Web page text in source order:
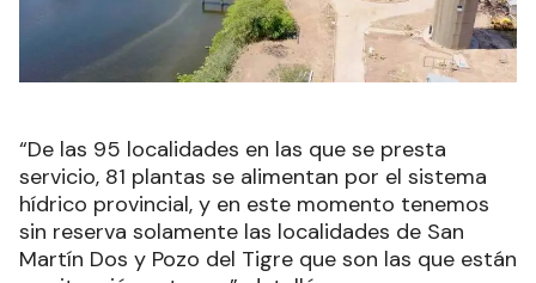
“De las 95 localidades en las que se presta
servicio, 81 plantas se alimentan por el sistema
hídrico provincial, y en este momento tenemos
sin reserva solamente las localidades de San
Martín Dos y Pozo del Tigre que son las que están